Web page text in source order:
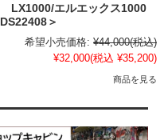
LX1000/エルエックス1000
＞
希望小売価格: ¥44,000(税込)
¥32,000(税込 ¥35,200)
商品を見る